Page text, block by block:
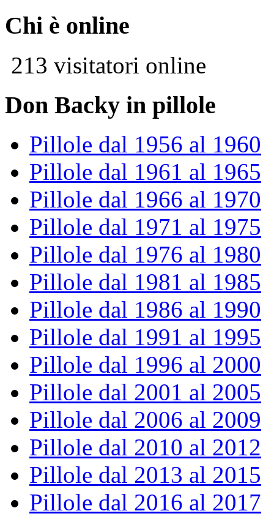
Chi è online
213 visitatori online
Don Backy in pillole
Pillole dal 1956 al 1960
Pillole dal 1961 al 1965
Pillole dal 1966 al 1970
Pillole dal 1971 al 1975
Pillole dal 1976 al 1980
Pillole dal 1981 al 1985
Pillole dal 1986 al 1990
Pillole dal 1991 al 1995
Pillole dal 1996 al 2000
Pillole dal 2001 al 2005
Pillole dal 2006 al 2009
Pillole dal 2010 al 2012
Pillole dal 2013 al 2015
Pillole dal 2016 al 2017